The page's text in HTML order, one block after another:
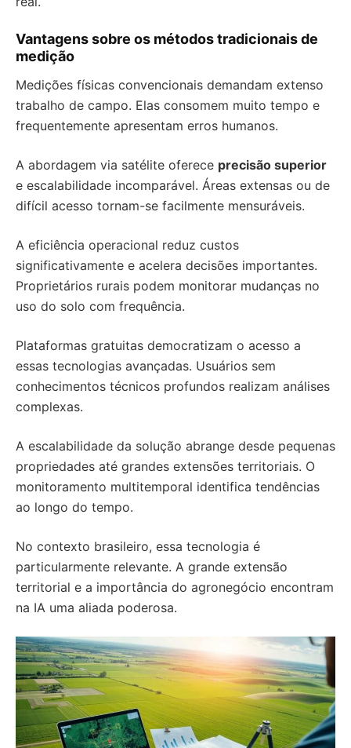
Vantagens sobre os métodos tradicionais de
medição
Medições físicas convencionais demandam extenso
trabalho de campo. Elas consomem muito tempo e
frequentemente apresentam erros humanos.
A abordagem via satélite oferece precisão superior
e escalabilidade incomparável. Áreas extensas ou de
difícil acesso tornam-se facilmente mensuráveis.
A eficiência operacional reduz custos
significativamente e acelera decisões importantes.
Proprietários rurais podem monitorar mudanças no
uso do solo com frequência.
Plataformas gratuitas democratizam o acesso a
essas tecnologias avançadas. Usuários sem
conhecimentos técnicos profundos realizam análises
complexas.
A escalabilidade da solução abrange desde pequenas
propriedades até grandes extensões territoriais. O
monitoramento multitemporal identifica tendências
ao longo do tempo.
No contexto brasileiro, essa tecnologia é
particularmente relevante. A grande extensão
territorial e a importância do agronegócio encontram
na IA uma aliada poderosa.